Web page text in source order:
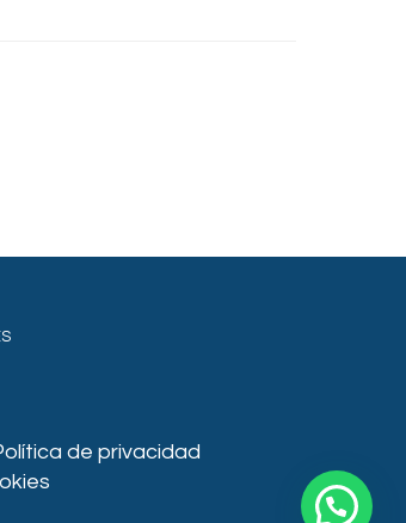
de privacidad